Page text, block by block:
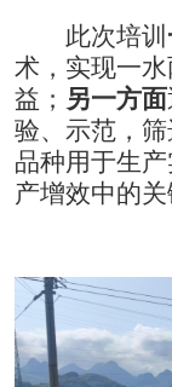
此次培训
术， 实现一
益； 另一方面
验、示范，
品种用于生
产增效中的关